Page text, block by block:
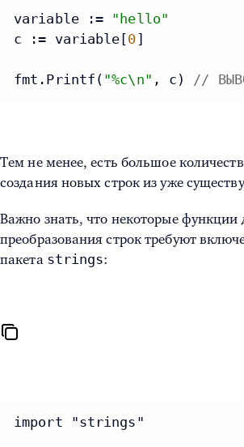
variable := "hello"
c := variable[0]
fmt.Printf( "%c\n" , c) //
Тем не менее, есть большое
создания новых строк из уже
Важно знать, что некоторые функции
преобразования строк требуют
пакета strings:
import "strings"